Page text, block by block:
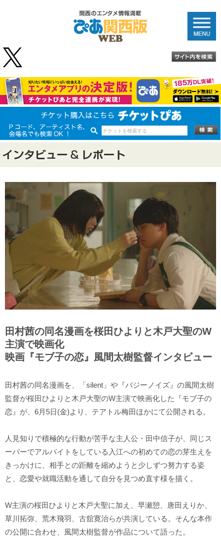
田村茜の同名漫画を桜田ひよりと木戸大聖のW
主演で映画化
映画『モブ子の恋』風間太樹監督インタビュー
田村茜の同名漫画を、「silent」や『バジーノイズ』の風間太樹
監督が桜田ひよりと木戸大聖のW主演で映画化した『モブ子の
恋』が、6月5日(金)より、テアトル梅田ほかにて公開される。
人見知りで積極的な行動が苦手な主人公・田中信子が、同じス
ーパーでアルバイトをしている入江への初めての恋の芽生えを
きっかけに、相手との距離を縮めようと少しずつ努力する姿
と、恋愛や就職活動を通して自分を見つめ直す様を描く。
W主演の桜田ひよりと木戸大聖に加え、早瀬憩、唐田えりか、
草川拓弥、荒木飛羽、古舘寛治らが共演している。そんな本作
の公開に合わせ、風間太樹監督が作品について語った。